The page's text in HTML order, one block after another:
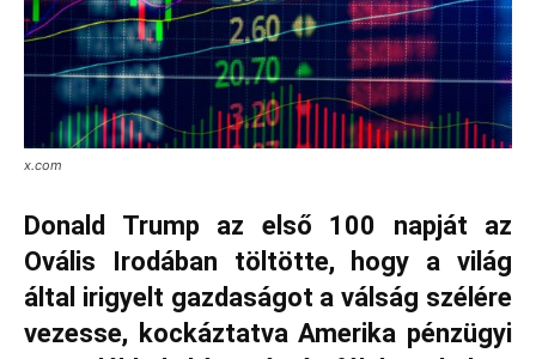
x.com
Donald Trump az első 100 napját az
Ovális Irodában töltötte, hogy a világ
által irigyelt gazdaságot a válság szélére
vezesse, kockáztatva Amerika pénzügyi